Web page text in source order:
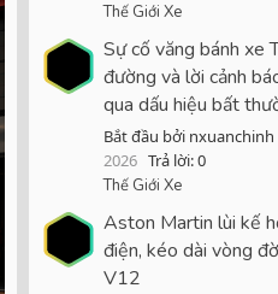
Thế Giới Xe
Sự cố văng bánh xe
đường và lời cảnh
qua dấu hiệu bất
Bắt đầu bởi nxuanchinh
2026 Trả lời: 0
Thế Giới Xe
Aston Martin lùi kế
điện, kéo dài vòng
V12